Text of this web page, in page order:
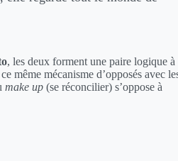
, les deux forment une paire logique à
même mécanisme d’opposés avec
make up (se réconcilier) s’oppose à